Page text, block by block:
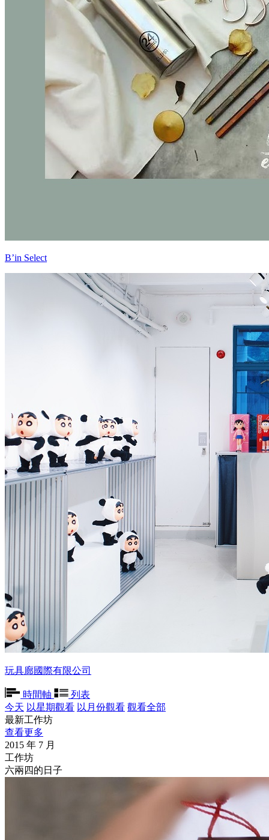
B’in Select
玩具廊國際有限公司
時間軸
列表
今天 以星期觀看 以月份觀看 觀看全部
最新工作坊
查看更多
2015 年 7 月
工作坊
六兩四的日子